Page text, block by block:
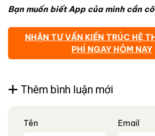
Bạn muốn biết App của mình cần
NHẬN TƯ VẤN KIẾN TRÚC HỆ
PHÍ NGAY HÔM NAY
Thêm bình luận mới
Tên Email